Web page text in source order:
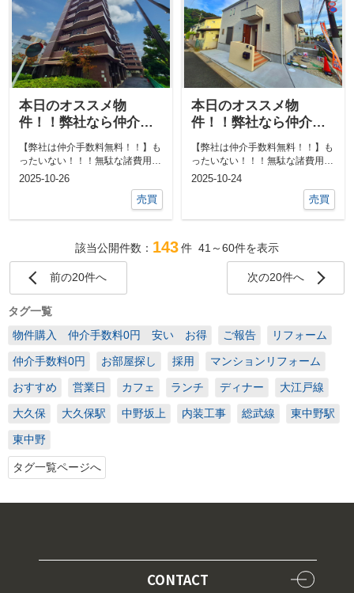
本日のオススメ物
件！！弊社なら仲介手
なる物件あればご相談
ください！！
【弊社は仲介手数料無料！！】も
ったいない！！！無駄な諸費用一
切なし！！①ネットで気になる物
2025-10-26
売買
本日のオススメ物
件！！弊社なら仲介手
なる物件あればご相談
ください！！
【弊社は仲介手数料無料！！】も
ったいない！！！無駄な諸費用一
切なし！！①ネットで気になる物
2025-10-24
売買
該当公開件数： 143件 41～60件を表示
前の20件へ 次の20件へ
タグ一覧
物件購入 仲介手数料0円 安い お得
ご報告 リフォーム
仲介手数料0円 お部屋探し 採用 マンションリフォーム
おすすめ 営業日 カフェ ランチ ディナー 大江戸線
大久保 大久保駅 中野坂上 内装工事 総武線 東中野駅
東中野
タグ一覧ページへ
CONTACT